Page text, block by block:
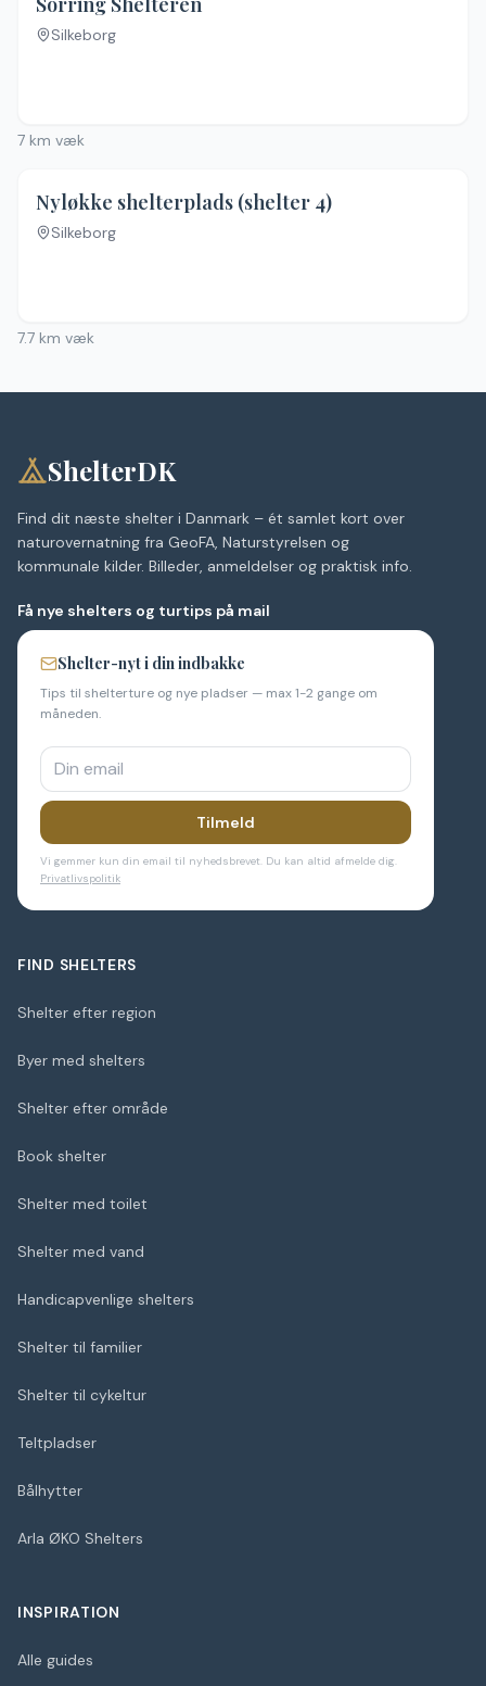
Silkeborg
7 km væk
Nyløkke shelterplads (shelter 4)
Silkeborg
7.7 km væk
ShelterDK
Find dit næste shelter i Danmark – ét samlet kort over
naturovernatning fra GeoFA, Naturstyrelsen og
kommunale kilder. Billeder, anmeldelser og praktisk info.
Få nye shelters og turtips på mail
Shelter-nyt i din indbakke
Tips til shelterture og nye pladser — max 1-2 gange om
måneden.
Tilmeld
Vi gemmer kun din email til nyhedsbrevet. Du kan altid afmelde dig.
Privatlivspolitik
FIND SHELTERS
Shelter efter region
Byer med shelters
Shelter efter område
Book shelter
Shelter med toilet
Shelter med vand
Handicapvenlige shelters
Shelter til familier
Shelter til cykeltur
Teltpladser
Bålhytter
Arla ØKO Shelters
INSPIRATION
Alle guides